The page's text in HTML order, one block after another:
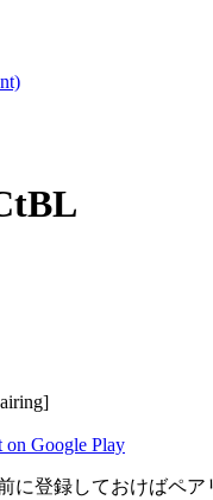
に登録しておけばペア